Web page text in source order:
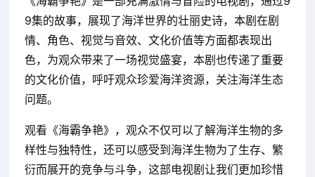
9集的故事，展现了海洋世界的壮丽史诗，本剧在剧
情、角色、视觉与音效、文化价值等方面都表现出
色，为观众带来了一场视觉盛宴，本剧也传递了重要
的文化价值，呼吁观众珍爱海洋资源，关注海洋生态
问题。
观看《海霸争艳》，观众不仅可以了解海洋生物的多
样性与独特性，还可以感受到海洋生物为了生存、繁
衍而展开的竞争与斗争，这部电视剧让我们更加珍惜